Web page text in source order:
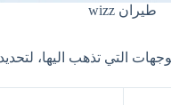
طيران wizz